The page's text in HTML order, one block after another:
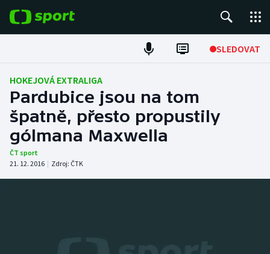
SLEDOVAT
Fotbal
Hokej
Tenis
Atletika
HOKEJOVÁ EXTRALIGA
Pardubice jsou na tom
špatně, přesto propustily
gólmana Maxwella
ČT sport
21. 12. 2016 | Zdroj: ČTK